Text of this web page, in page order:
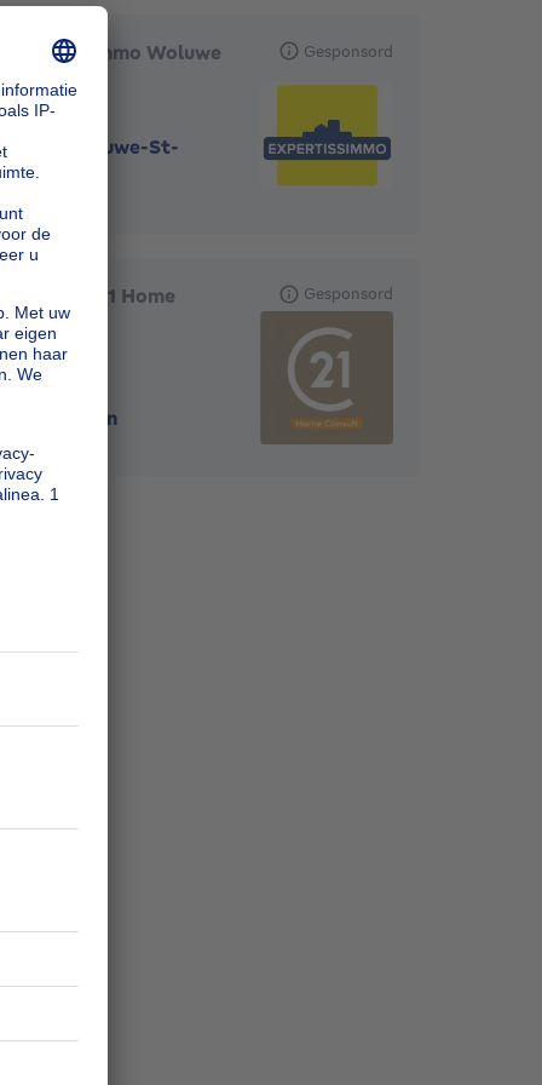
Expertissimmo Woluwe
Woluwe-St-
Lambert
Gesponsord
CENTURY 21 Home
Consult
Haren
Gesponsord